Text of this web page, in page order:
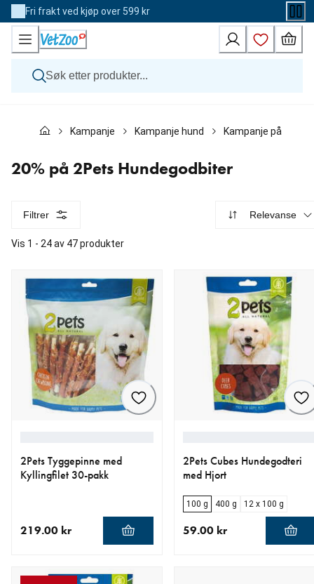
Skip
to
Content
Fri frakt ved kjøp over 599 kr
Katt
Andre dyr
Merker
Kampanje Kampanje hund
20% på 2Pets Hundegodbiter
Filtrer Relevanse
Vis 1 - 24 av 47 produkter
2Pets Tyggepinne med
Kyllingfilet 30-pakk
219.00 kr
2Pets Cubes Hundegodteri
med Hjort
100 g 400 g 12 x 100 g
59.00 kr